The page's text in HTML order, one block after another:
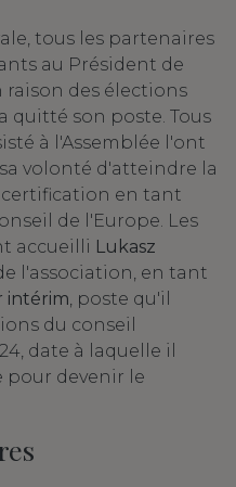
tous les partenaires
au Président de
raison des élections
quitté son poste. Tous
à l'Assemblée l'ont
volonté d'atteindre la
certification en tant
de l'Europe. Les
accueilli Lukasz
l'association, en tant
intérim , poste qu'il
du conseil
date à laquelle il
pour devenir le